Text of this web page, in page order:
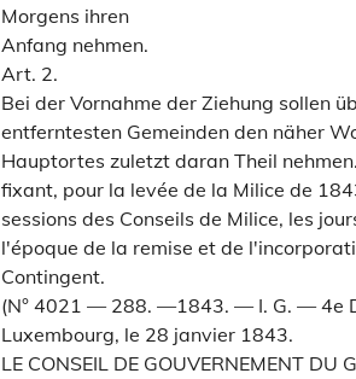
Morgens ihren
Anfang nehmen.
Art. 2.
Bei der Vornahme der Ziehung sollen
entferntesten Gemeinden den näher
Hauptortes zuletzt daran Theil nehmen.
fixant, pour la levée de la Milice de
sessions des Conseils de Milice, les
l'époque de la remise et de
Contingent.
(N° 4021 — 288. —1843. — I. G. — 4e
Luxembourg, le 28 janvier 1843.
LE CONSEIL DE GOUVERNEMENT DU